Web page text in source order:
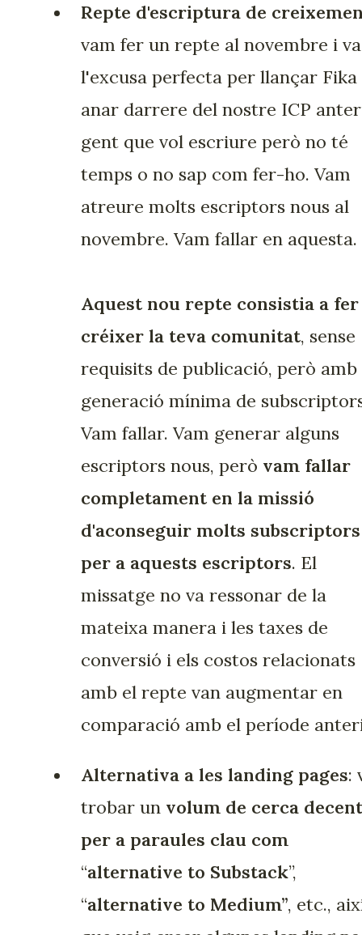
Repte d'escriptura de
vam fer un repte al novembre i
l'excusa perfecta per llançar Fika
anar darrere del nostre ICP
gent que vol escriure però no té
temps o no sap com fer-ho. Vam
atreure molts escriptors nous al
novembre. Vam fallar en aquesta.
Aquest nou repte consistia a fer
créixer la teva comunitat, sense
requisits de publicació, però amb
generació mínima de
Vam fallar. Vam generar alguns
escriptors nous, però vam fallar
completament en la missió
d'aconseguir molts subscriptors
per a aquests escriptors. El
missatge no va ressonar de la
mateixa manera i les taxes de
conversió i els costos relacionats
amb el repte van augmentar en
comparació amb el període
Alternativa a les landing pages:
trobar un volum de cerca decent
per a paraules clau com
“alternative to Substack”,
“alternative to Medium”, etc.,